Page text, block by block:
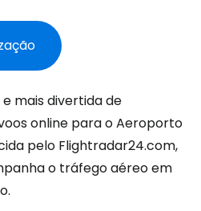
mais divertida de
online para o Aeroporto
pelo Flightradar24.com,
o tráfego aéreo em